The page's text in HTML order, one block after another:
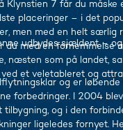
Klynstien 7 får du måske
placeringer – i det
men med en helt særlig
du med en fornemmelse
næsten som på landet,
et veletableret og
udbydes sjældent –
og er løbende
forbedringer. I 2004
og i den
ligeledes fornyet.